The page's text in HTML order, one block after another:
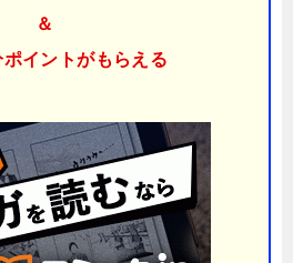
＆
イントがもらえる